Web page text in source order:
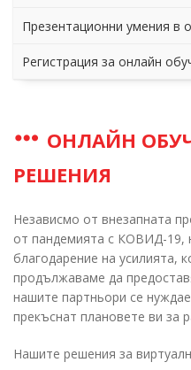
Презентационни умения в
Регистрация за онлайн
ОНЛАЙН
РЕШЕНИЯ
Независмо от внезапната
от пандемията с КОВИД-19,
благодарение на усилията,
продължаваме да
нашите партньори се
прекъснат плановете ви за
Нашите решения за